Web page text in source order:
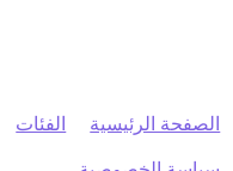
الصفحة الرئيسية الفئات